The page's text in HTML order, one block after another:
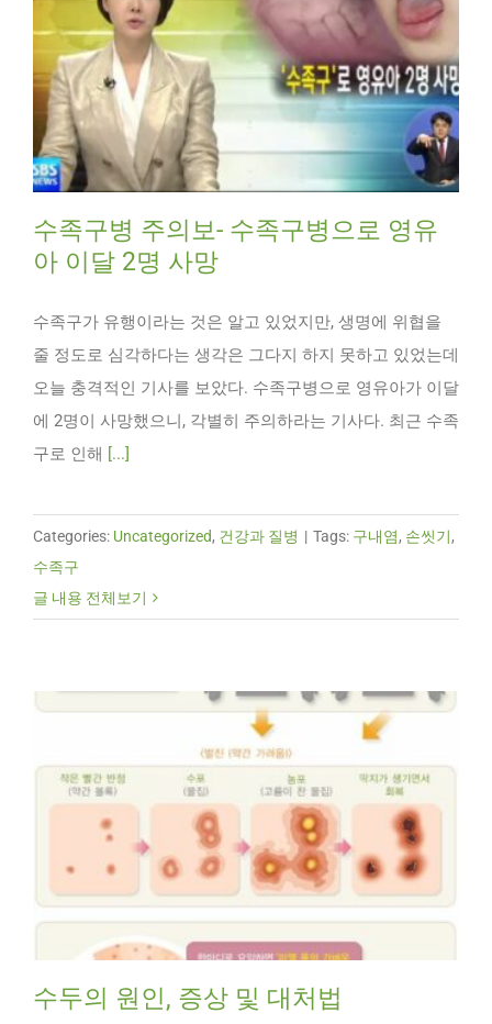
수족구병 주의보- 수족구병으로 영유
아 이달 2명 사망
수족구가 유행이라는 것은 알고 있었지만, 생명에 위협을
줄 정도로 심각하다는 생각은 그다지 하지 못하고 있었는데
오늘 충격적인 기사를 보았다. 수족구병으로 영유아가 이달
에 2명이 사망했으니, 각별히 주의하라는 기사다. 최근 수족
구로 인해 [...]
Categories: Uncategorized, 건강과 질병 | Tags: 구내염, 손씻기,
수족구
글 내용 전체보기
수두의 원인, 증상 및 대처법